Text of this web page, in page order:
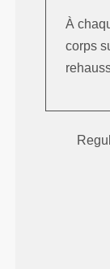
À
corps